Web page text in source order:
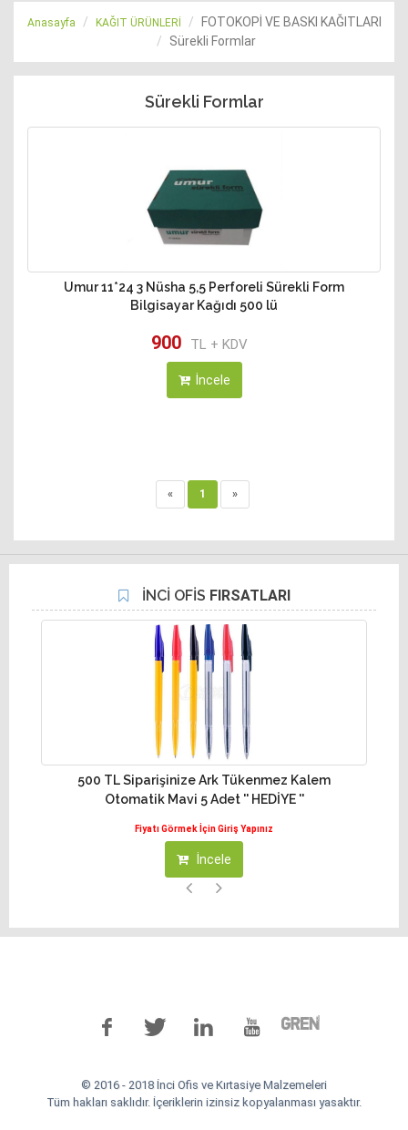
Anasayfa KAĞIT ÜRÜNLERİ
FOTOKOPİ VE BASKI KAĞITLARI
Sürekli Formlar
Sürekli Formlar
Umur 11*24 3 Nüsha 5,5 Perforeli Sürekli Form
Bilgisayar Kağıdı 500 lü
900 TL + KDV
İncele
« 1 »
İNCİ OFİS FIRSATLARI
500 TL Siparişinize Ark Tükenmez Kalem
Otomatik Mavi 5 Adet '' HEDİYE ''
Fiyatı Görmek İçin Giriş Yapınız
İncele
© 2016 - 2018 İnci Ofis ve Kırtasiye Malzemeleri
Tüm hakları saklıdır. İçeriklerin izinsiz kopyalanması yasaktır.